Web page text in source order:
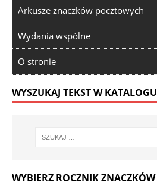
Arkusze znaczków pocztowych
Wydania wspólne
O stronie
WYSZUKAJ TEKST W KATALOGU
WYBIERZ ROCZNIK ZNACZKÓW